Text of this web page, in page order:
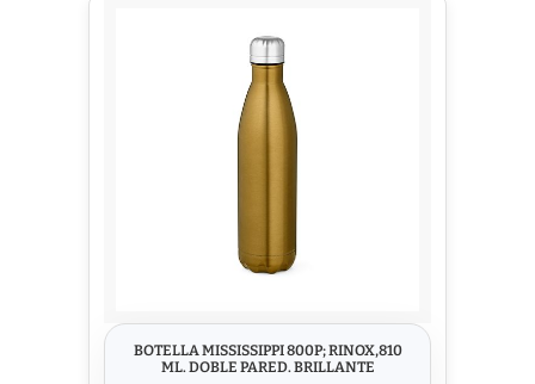
BOTELLA MISSISSIPPI 800P; RINOX,810
ML. DOBLE PARED. BRILLANTE